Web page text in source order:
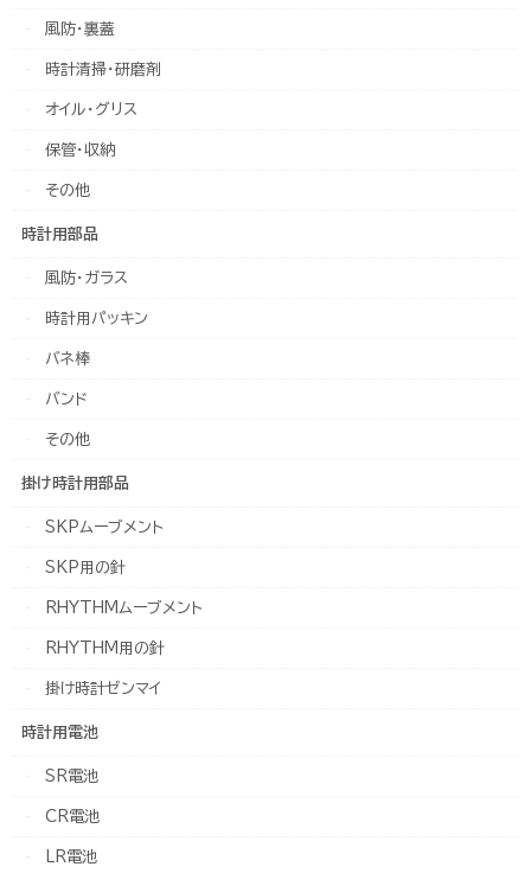
風防・裏蓋
時計清掃・研磨剤
オイル・グリス
保管・収納
その他
時計用部品
風防・ガラス
時計用パッキン
バネ棒
バンド
その他
掛け時計用部品
SKPムーブメント
SKP用の針
RHYTHMムーブメント
RHYTHM用の針
掛け時計ゼンマイ
時計用電池
SR電池
CR電池
LR電池